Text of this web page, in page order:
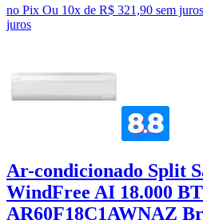
no Pix Ou 10x de R$ 321,90 sem juros
juros
Ar-condicionado Split
WindFree AI 18.000
AR60F18C1AWNAZ